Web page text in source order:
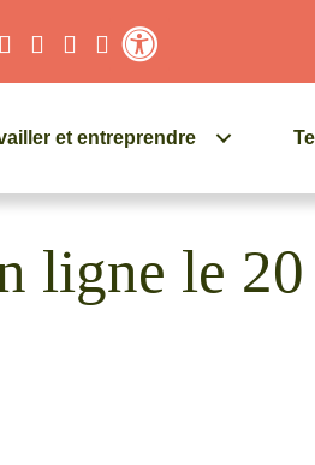
et entreprendre
ligne le